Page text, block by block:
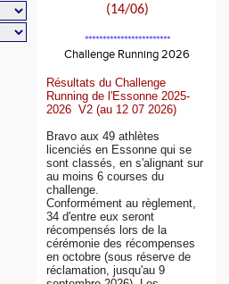
(14/06)
************************
Challenge Running 2026
Résultats du Challenge
Running de l'Essonne 2025-
2026 V2 (au 12 07 2026)
Bravo aux 49 athlètes
licenciés en Essonne qui se
sont classés, en s'alignant sur
au moins 6 courses du
challenge.
Conformément au règlement,
34 d'entre eux seront
récompensés lors de la
cérémonie des récompenses
en octobre (sous réserve de
réclamation, jusqu'au 9